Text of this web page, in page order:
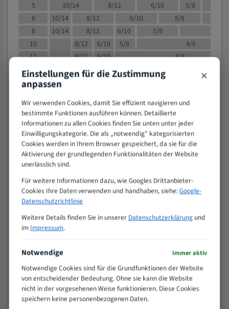
5
10/14 8/12 6/10
5/8
6
10/14 8/12 6/10
5/8
8
10/14 8/12 6/10 5/8
10
8/12 6/10 5/8
4/6
12
8/12 6/10
4/6
15
8/12 6/10
4/5
20
50
4/5
80
> 100
VOLLMATERIAL
M (mm)
Zoll (ZpZ))
>
25
10/14
15 - 40
8/12
25 - 50
50 - 120
80 - 180
3/4
130 -
350
2/3
150 -
Einstellungen für die Zustimmung
anpassen ×
Wir verwenden Cookies, damit Sie effizient navigieren und
bestimmte Funktionen ausführen können. Detaillierte
Informationen zu allen Cookies finden Sie unten unter jeder
Einwilligungskategorie. Die als „notwendig" kategorisierten
Cookies werden in Ihrem Browser gespeichert, da sie für die
Aktivierung der grundlegenden Funktionalitäten der Website
unerlässlich sind.
Für weitere Informationen dazu, wie Googles Drittanbieter-
Cookies Ihre Daten verwenden und handhaben, siehe:Google-
Datenschutzrichtlinie
Weitere Details finden Sie in unserer Datenschutzerklärungund
im Impressum.
Notwendige Immer aktiv
Notwendige Cookies sind für die Grundfunktionen der Website
von entscheidender Bedeutung. Ohne sie kann die Website
nicht in der vorgesehenen Weise funktionieren. Diese Cookies
speichern keine personenbezogenen Daten.